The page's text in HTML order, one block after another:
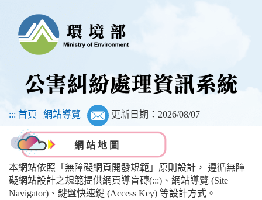
到
內
容
::: 首頁 | 網站導覽 | 更新日期：2026/08/07
網 站 地 圖
本網站依照「無障礙網頁開發規範」原則設計， 遵循無障
礙網站設計之規範提供網頁導盲磚(:::)、網站導覽 (Site
Navigator)、鍵盤快速鍵 (Access Key) 等設計方式。